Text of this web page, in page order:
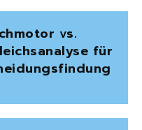
vs.
für